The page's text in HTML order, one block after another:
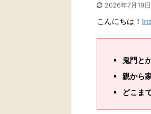
2026年7月19日
こんにちは！
鬼門と
親から
どこま